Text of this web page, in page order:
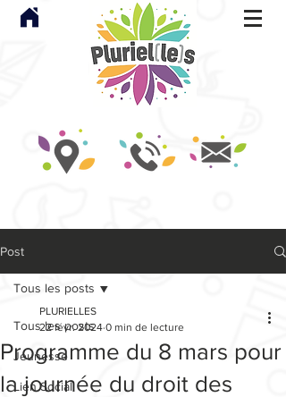
Post
Tous les posts
Jeunesse
Lien Social
Tous les posts
Programme du 8 mars pour
la journée du droit des
PLURIELLES
22 févr. 2024 0 min de lecture